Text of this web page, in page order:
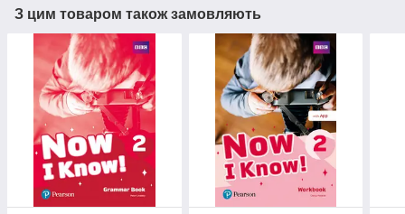
З цим товаром також замовляють